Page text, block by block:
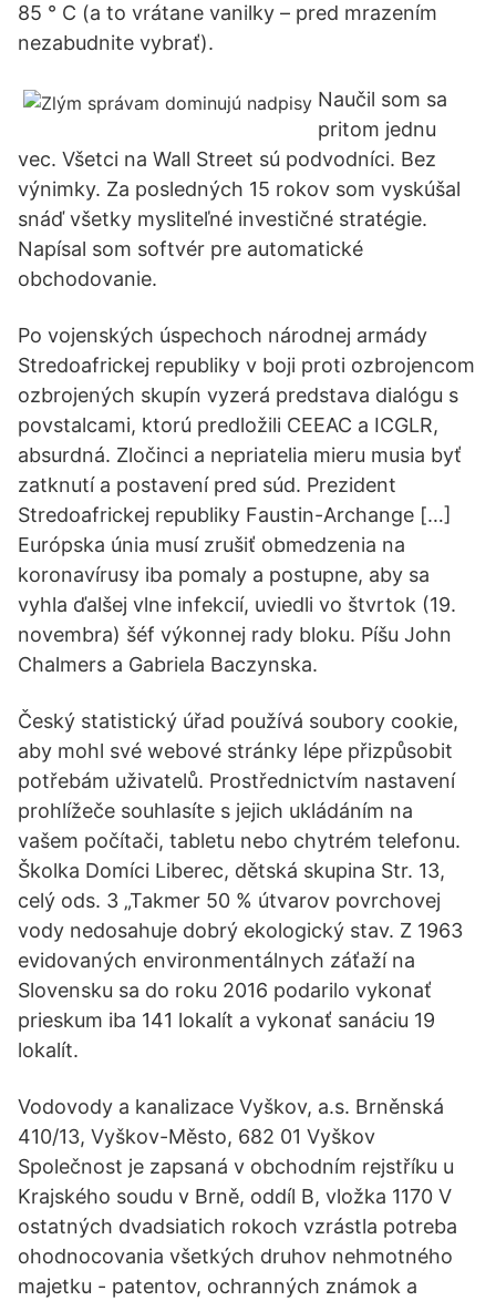
85 ° C (a to vrátane vanilky – pred mrazením
nezabudnite vybrať).
Naučil som sa
pritom jednu
vec. Všetci na Wall Street sú podvodníci. Bez
výnimky. Za posledných 15 rokov som vyskúšal
snáď všetky mysliteľné investičné stratégie.
Napísal som softvér pre automatické
obchodovanie.
Po vojenských úspechoch národnej armády
Stredoafrickej republiky v boji proti ozbrojencom
ozbrojených skupín vyzerá predstava dialógu s
povstalcami, ktorú predložili CEEAC a ICGLR,
absurdná. Zločinci a nepriatelia mieru musia byť
zatknutí a postavení pred súd. Prezident
Stredoafrickej republiky Faustin-Archange […]
Európska únia musí zrušiť obmedzenia na
koronavírusy iba pomaly a postupne, aby sa
vyhla ďalšej vlne infekcií, uviedli vo štvrtok (19.
novembra) šéf výkonnej rady bloku. Píšu John
Chalmers a Gabriela Baczynska.
Český statistický úřad používá soubory cookie,
aby mohl své webové stránky lépe přizpůsobit
potřebám uživatelů. Prostřednictvím nastavení
prohlížeče souhlasíte s jejich ukládáním na
vašem počítači, tabletu nebo chytrém telefonu.
Školka Domíci Liberec, dětská skupina Str. 13,
celý ods. 3 „Takmer 50 % útvarov povrchovej
vody nedosahuje dobrý ekologický stav. Z 1963
evidovaných environmentálnych záťaží na
Slovensku sa do roku 2016 podarilo vykonať
prieskum iba 141 lokalít a vykonať sanáciu 19
lokalít.
Vodovody a kanalizace Vyškov, a.s. Brněnská
410/13, Vyškov-Město, 682 01 Vyškov
Společnost je zapsaná v obchodním rejstříku u
Krajského soudu v Brně, oddíl B, vložka 1170 V
ostatných dvadsiatich rokoch vzrástla potreba
ohodnocovania všetkých druhov nehmotného
majetku - patentov, ochranných známok a